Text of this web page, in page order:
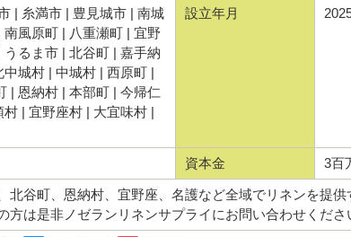
| 糸満市 | 豊見城市 | 南城
南風原町 | 八重瀬町 | 宜野
るま市 | 北谷町 | 嘉手納
城村 | 中城村 | 西原町 |
| 恩納村 | 本部町 | 今帰仁
| 宜野座村 | 大宜味村 |
設立年月
資本金 3百
北谷町、恩納村、宜野座、名護など全域でリネンを提
方は是非ノゼランリネンサプライにお問い合わせくださ